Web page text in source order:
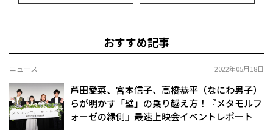
おすすめ記事
ニュース 2022年05月18日
芦田愛菜、宮本信子、高橋恭平（なにわ男子）
らが明かす「壁」の乗り越え方！『メタモルフ
ォーゼの縁側』最速上映会イベントレポート